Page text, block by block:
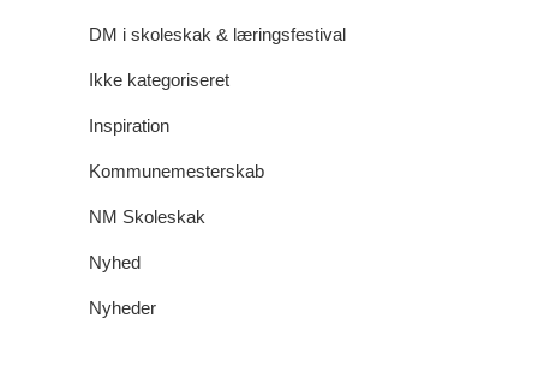
DM i skoleskak & læringsfestival
Ikke kategoriseret
Inspiration
Kommunemesterskab
NM Skoleskak
Nyhed
Nyheder